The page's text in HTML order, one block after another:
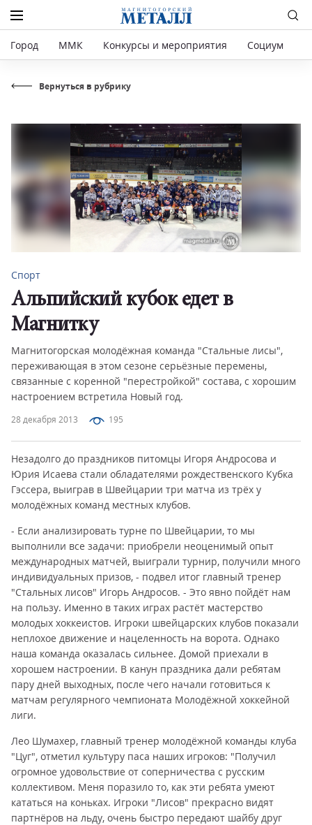
Город ММК Конкурсы и мероприятия Социум
Вернуться в рубрику
28 декабря 2013 195
Спорт
Альпийский кубок едет в
Магнитку
Магнитогорская молодёжная команда "Стальные лисы",
переживающая в этом сезоне серьёзные перемены,
связанные с коренной "перестройкой" состава, с хорошим
настроением встретила Новый год.
Незадолго до праздников питомцы Игоря Андросова и
Юрия Исаева стали обладателями рождественского Кубка
Гэссера, выиграв в Швейцарии три матча из трёх у
молодёжных команд местных клубов.
- Если анализировать турне по Швейцарии, то мы
выполнили все задачи: приобрели неоценимый опыт
международных матчей, выиграли турнир, получили много
индивидуальных призов, - подвел итог главный тренер
"Стальных лисов" Игорь Андросов. - Это явно пойдёт нам
на пользу. Именно в таких играх растёт мастерство
молодых хоккеистов. Игроки швейцарских клубов показали
неплохое движение и нацеленность на ворота. Однако
наша команда оказалась сильнее. Домой приехали в
хорошем настроении. В канун праздника дали ребятам
пару дней выходных, после чего начали готовиться к
матчам регулярного чемпионата Молодёжной хоккейной
лиги.
Лео Шумахер, главный тренер молодёжной команды клуба
"Цуг", отметил культуру паса наших игроков: "Получил
огромное удовольствие от соперничества с русским
коллективом. Меня поразило то, как эти ребята умеют
кататься на коньках. Игроки "Лисов" прекрасно видят
партнёров на льду, очень быстро передают шайбу друг